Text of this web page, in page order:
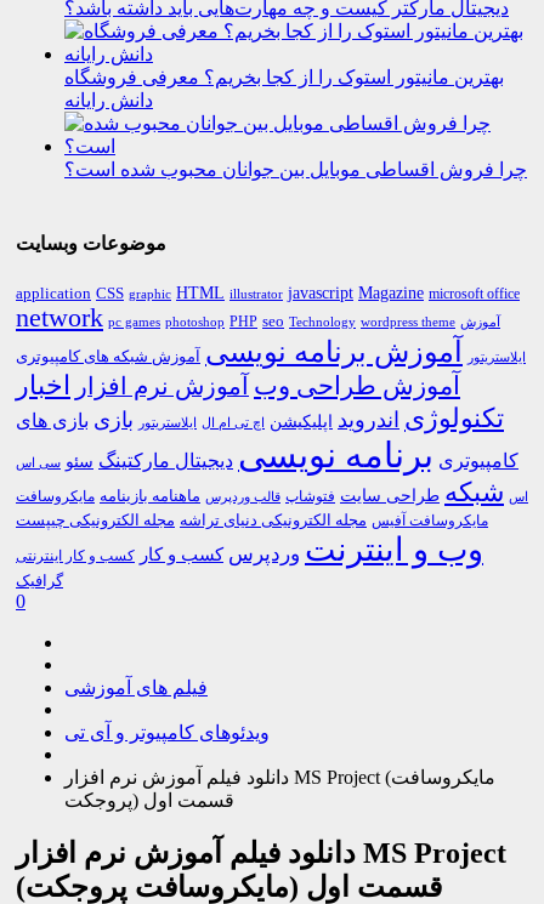
دیجیتال مارکتر کیست و چه مهارت‌هایی باید داشته باشد؟
بهترین مانیتور استوک را از کجا بخریم؟ معرفی فروشگاه
دانش رایانه
چرا فروش اقساطی موبایل بین جوانان محبوب شده است؟
موضوعات وبسایت
application CSS graphic HTML illustrator javascript Magazine microsoft office
network pc games photoshop PHP seo Technology wordpress theme آموزش
ایلاستریتور آموزش برنامه نویسی آموزش شبکه های کامپیوتری
آموزش طراحی وب آموزش نرم افزار اخبار
تکنولوژی اندروید اپلیکیشن اچ تی ام ال ایلاستریتور بازی بازی های
کامپیوتری برنامه نویسی دیجیتال مارکتینگ سئو سی اس
اس شبکه طراحی سایت فتوشاپ قالب وردپرس ماهنامه بازینامه مایکروسافت
مایکروسافت آفیس مجله الکترونیکی دنیای تراشه مجله الکترونیکی چیپست
وب و اینترنت وردپرس کسب و کار کسب و کار اینترنتی
گرافیک
0
فیلم های آموزشی
ویدئوهای کامپیوتر و آی تی
دانلود فیلم آموزش نرم افزار MS Project (مایکروسافت
پروجکت) قسمت اول
دانلود فیلم آموزش نرم افزار MS Project
(مایکروسافت پروجکت) قسمت اول